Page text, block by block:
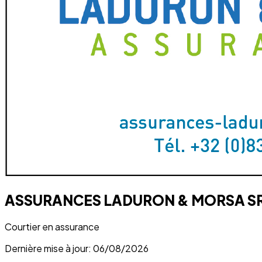
ASSURANCES LADURON & MORSA
Courtier en assurance
Dernière mise à jour: 06/08/2026